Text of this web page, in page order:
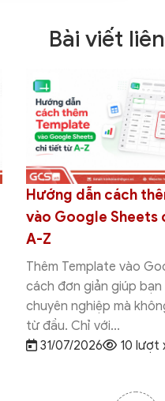
Bài viết
Hướng dẫn cách
vào Google
A-Z
Thêm Template vào
cách đơn giản giúp
chuyên nghiệp mà
từ đầu. Chỉ với...
31/07/2026
10 lượt